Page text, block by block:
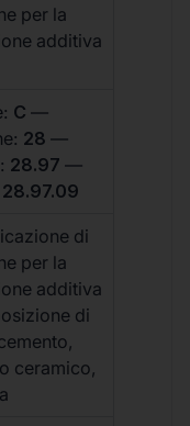
per la
additiva
C —
28 —
28.97 —
28.97.09
di
per la
additiva
di
ceramico,